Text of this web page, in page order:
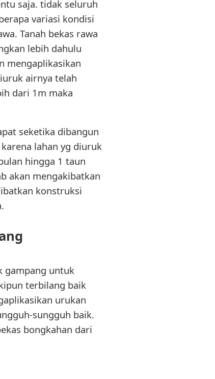
saja. tidak seluruh
variasi kondisi
Tanah bekas rawa
lebih dahulu
mengaplikasikan
airnya telah
dari 1m maka
seketika dibangun
lahan yg diuruk
hingga 1 taun
akan mengakibatkan
konstruksi
gampang untuk
terbilang baik
urukan
sungguh baik.
bongkahan dari